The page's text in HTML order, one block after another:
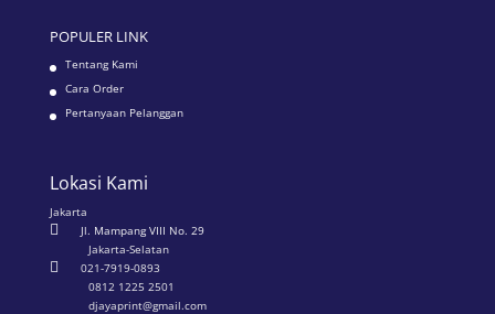
POPULER LINK
Tentang Kami
Cara Order
Pertanyaan Pelanggan
Lokasi Kami
Jakarta

Jl. Mampang VIII No. 29
Jakarta-Selatan

021-7919-0893
0812 1225 2501
djayaprint@gmail.com